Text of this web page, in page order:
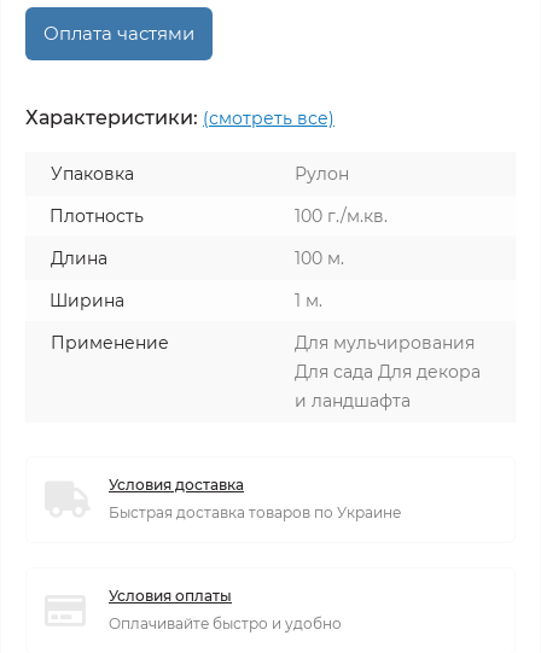
Оплата частями
Характеристики: (смотреть все)
Упаковка
Рулон
Плотность
100 г./м.кв.
Длина
100 м.
Ширина
1 м.
Применение
Для мульчирования
Для сада Для декора
и ландшафта
Условия доставка
Быстрая доставка товаров по Украине
Условия оплаты
Оплачивайте быстро и удобно